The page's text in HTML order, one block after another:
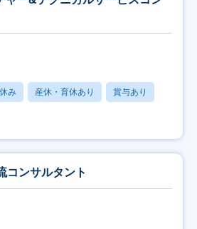
み 産休・育休あり 賞与あり
コンサルタント